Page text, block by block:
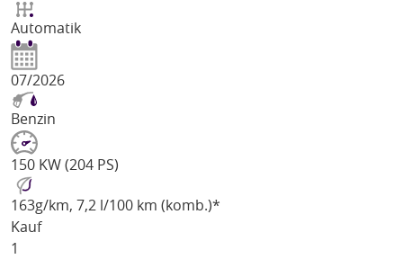
Automatik
07/2026
Benzin
150 KW (204 PS)
163g/km, 7,2 l/100 km (komb.)*
Kauf
1